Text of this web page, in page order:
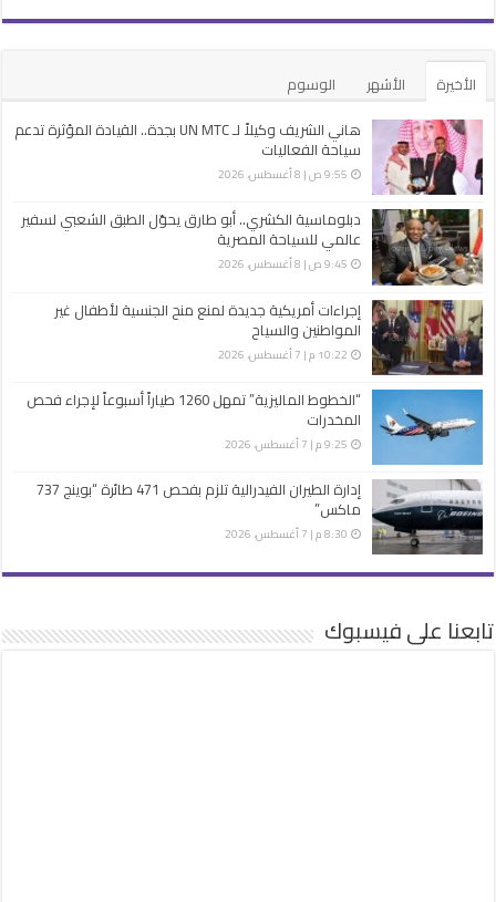
الأخيرة الأشهر
الوسوم
هاني الشريف وكيلاً لـ UN MTC بجدة.. القيادة المؤثرة تدعم
سياحة الفعاليات
9:55 ص | 8 أغسطس، 2026
دبلوماسية الكشري.. أبو طارق يحوّل الطبق الشعبي لسفير
عالمي للسياحة المصرية
9:45 ص | 8 أغسطس، 2026
إجراءات أمريكية جديدة لمنع منح الجنسية لأطفال غير
المواطنين والسياح
10:22 م | 7 أغسطس، 2026
“الخطوط الماليزية” تمهل 1260 طياراً أسبوعاً لإجراء فحص
المخدرات
9:25 م | 7 أغسطس، 2026
إدارة الطيران الفيدرالية تلزم بفحص 471 طائرة “بوينج 737
ماكس”
8:30 م | 7 أغسطس، 2026
تابعنا على فيسبوك